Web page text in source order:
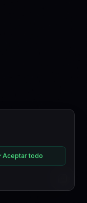
Aceptar todo